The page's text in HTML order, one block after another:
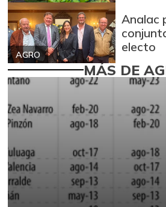
AGRO
Analac
electo
MÁS DE